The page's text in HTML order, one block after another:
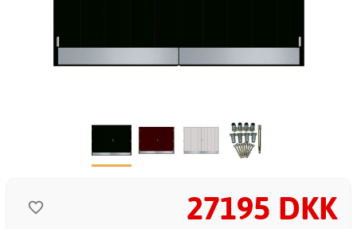
27195 DKK